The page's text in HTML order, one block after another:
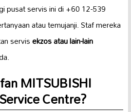
pusat servis ini di +60 12-539
atau temujanji. Staf mereka
servisekzos atau lain-lain
MITSUBISHI
Centre?